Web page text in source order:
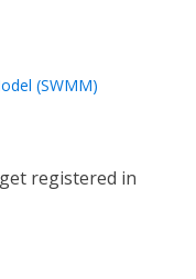
(SWMM)
registered in